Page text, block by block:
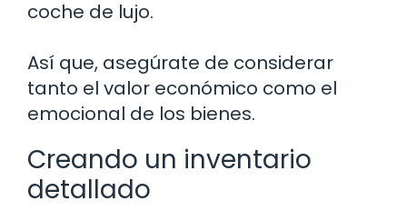
coche de lujo.
Así que, asegúrate de considerar
tanto el valor económico como el
emocional de los bienes.
Creando un inventario
detallado